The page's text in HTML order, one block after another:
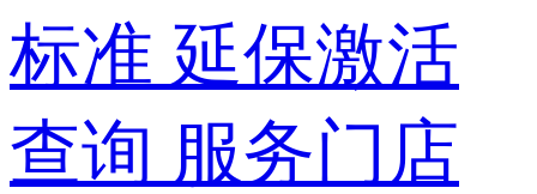
标准 延保激活
查询 服务门店